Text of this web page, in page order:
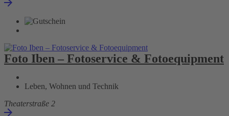
Foto Iben – Fotoservice & Fotoequipment
Leben, Wohnen und Technik
Theaterstraße 2